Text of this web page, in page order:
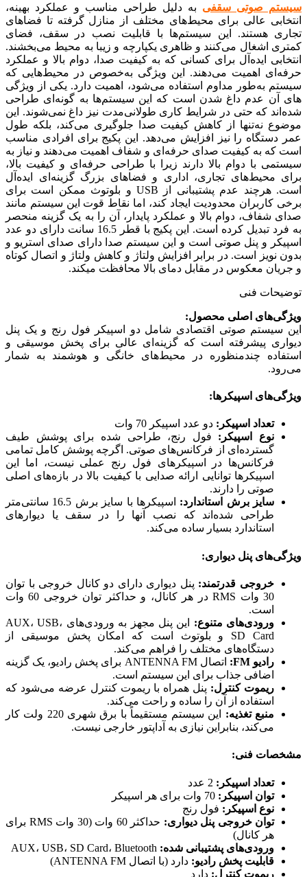
سیستم صوتی سقفی به دلیل طراحی مناسب و عملکرد بهینه،
انتخابی عالی برای محیط‌های مختلف از منازل گرفته تا فضاهای
تجاری هستند. این سیستم‌ها با قابلیت نصب در سقف، فضای
کمتری اشغال می‌کنند و ظاهری یکپارچه و زیبا به محیط می‌بخشند.
انتخابی ایده‌آل برای کسانی که به کیفیت صدا، دوام بالا و عملکرد
حرفه‌ای اهمیت می‌دهند. این ویژگی به‌خصوص در محیط‌هایی که
سیستم به‌طور مداوم استفاده می‌شود، اهمیت دارد. یکی از ویژگی
های آن عدم داغ شدن است که این سیستم‌ها به گونه‌ای طراحی
شده‌اند که حتی در شرایط کاری طولانی‌مدت نیز داغ نمی‌شوند. این
موضوع نه‌تنها از کاهش کیفیت صدا جلوگیری می‌کند، بلکه طول
عمر دستگاه را نیز افزایش می‌دهد. این پکیج برای افرادی مناسب
است که به کیفیت صدای حرفه‌ای و شفاف اهمیت می‌دهند و نیاز به
سیستمی با دوام بالا دارند زیرا با طراحی حرفه‌ای و کیفیت بالا،
برای محیط‌های تجاری، اداری و فضاهای بزرگ گزینه‌ای ایده‌آل
است. هرچند عدم پشتیبانی از USB و بلوتوث ممکن است برای
برخی کاربران محدودیت ایجاد کند، اما نقاط قوت این سیستم مانند
صدای شفاف، دوام بالا و عملکرد پایدار، آن را به یک گزینه منحصر
به‌ فرد تبدیل کرده است. این پکیج با قطر 16.5 سانت دارای دو عدد
اسپیکر و پنل صوتی است و این سیستم صدا دارای صدای استریو و
بدون نویز است. در برابر افزایش ولتاژ و کاهش ولتاژ و اتصال کوتاه
و جریان معکوس در مقابل دمای بالا محافظت میکند.
توضیحات فنی
ویژگی‌های اصلی محصول:
این سیستم صوتی اقتصادی شامل دو اسپیکر فول رنج و یک پنل
دیواری پیشرفته است که گزینه‌ای عالی برای پخش موسیقی و
استفاده چندمنظوره در محیط‌های خانگی و هوشمند به شمار
می‌رود.
ویژگی‌های اسپیکرها:
تعداد اسپیکر: دو عدد اسپیکر 70 وات
نوع اسپیکر: فول رنج، طراحی شده برای پوشش طیف
گسترده‌ای از فرکانس‌های صوتی. اگرچه پوشش کامل تمامی
فرکانس‌ها در اسپیکرهای فول رنج عملی نیست، اما این
اسپیکرها توانایی ارائه صدایی با کیفیت بالا در بازه‌های اصلی
صوتی را دارند.
سایز برش استاندارد:
اسپیکرها با سایز برش 16.5 سانتی‌متر
طراحی شده‌اند که نصب آنها را در سقف یا دیوارهای
استاندارد بسیار ساده می‌کند.
ویژگی‌های پنل دیواری:
خروجی قدرتمند: پنل دیواری دارای دو کانال خروجی با توان
30 وات RMS در هر کانال، و حداکثر توان خروجی 60 وات
است.
ورودی‌های متنوع:
این پنل مجهز به ورودی‌های AUX، USB،
SD Card و بلوتوث است که امکان پخش موسیقی از
دستگاه‌های مختلف را فراهم می‌کند.
رادیو FM:
اتصال ANTENNA FM برای پخش رادیو، یک گزینه
اضافی جذاب برای این سیستم است.
ریموت کنترل: پنل همراه با ریموت کنترل عرضه می‌شود که
استفاده از آن را ساده و راحت می‌کند.
منبع تغذیه:
این سیستم مستقیماً با برق شهری 220 ولت کار
می‌کند، بنابراین نیازی به آداپتور خارجی نیست.
مشخصات فنی:
تعداد اسپیکر:
توان اسپیکر:
نوع اسپیکر: فول رنج
توان خروجی پنل دیواری:
حداکثر 60 وات (30 وات RMS برای
هر کانال)
ورودی‌های پشتیبانی شده:
قابلیت پخش رادیو: دارد (با اتصال ANTENNA FM)
ریموت کنترل: دارد